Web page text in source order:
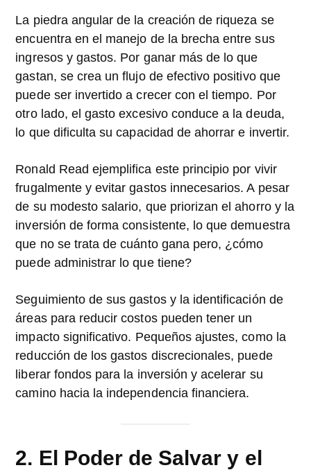
La piedra angular de la creación de riqueza se
encuentra en el manejo de la brecha entre sus
ingresos y gastos. Por ganar más de lo que
gastan, se crea un flujo de efectivo positivo que
puede ser invertido a crecer con el tiempo. Por
otro lado, el gasto excesivo conduce a la deuda,
lo que dificulta su capacidad de ahorrar e invertir.
Ronald Read ejemplifica este principio por vivir
frugalmente y evitar gastos innecesarios. A pesar
de su modesto salario, que priorizan el ahorro y la
inversión de forma consistente, lo que demuestra
que no se trata de cuánto gana pero, ¿cómo
puede administrar lo que tiene?
Seguimiento de sus gastos y la identificación de
áreas para reducir costos pueden tener un
impacto significativo. Pequeños ajustes, como la
reducción de los gastos discrecionales, puede
liberar fondos para la inversión y acelerar su
camino hacia la independencia financiera.
2. El Poder de Salvar y el